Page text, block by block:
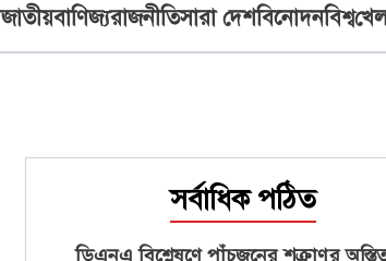
জাতীয়বাণিজ্যরাজনীতিসারা দেশবিনোদনবিশ্ব
সর্বাধিক পঠিত
ডিএনএ বিশ্লেষণে পাঁচজনের শুক্রাণুর